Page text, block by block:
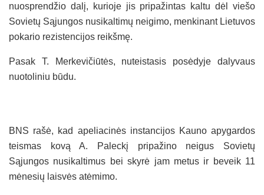
nuosprendžio dalį, kurioje jis pripažintas kaltu dėl viešo
Sovietų Sąjungos nusikaltimų neigimo, menkinant Lietuvos
pokario rezistencijos reikšmę.
Pasak T. Merkevičiūtės, nuteistasis posėdyje dalyvaus
nuotoliniu būdu.
BNS rašė, kad apeliacinės instancijos Kauno apygardos
teismas kovą A. Paleckį pripažino neigus Sovietų
Sąjungos nusikaltimus bei skyrė jam metus ir beveik 11
mėnesių laisvės atėmimo.